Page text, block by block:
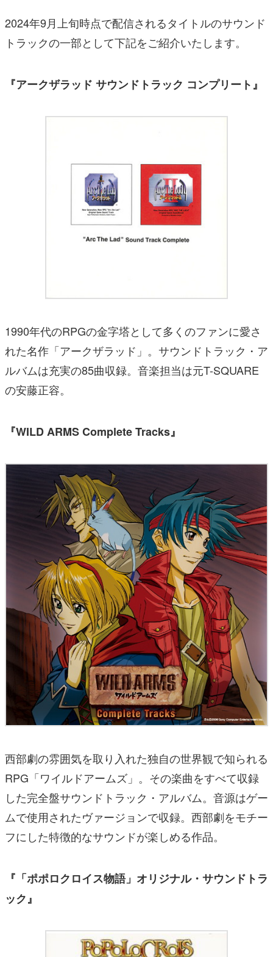
2024年9月上旬時点で配信されるタイトルのサウンド
トラックの一部として下記をご紹介いたします。
『アークザラッド サウンドトラック コンプリート』
1990年代のRPGの金字塔として多くのファンに愛さ
れた名作「アークザラッド」。サウンドトラック・ア
ルバムは充実の85曲収録。音楽担当は元T-SQUARE
の安藤正容。
『WILD ARMS Complete Tracks』
西部劇の雰囲気を取り入れた独自の世界観で知られる
RPG「ワイルドアームズ」。その楽曲をすべて収録
した完全盤サウンドトラック・アルバム。音源はゲー
ムで使用されたヴァージョンで収録。西部劇をモチー
フにした特徴的なサウンドが楽しめる作品。
『「ポポロクロイス物語」オリジナル・サウンドトラ
ック』